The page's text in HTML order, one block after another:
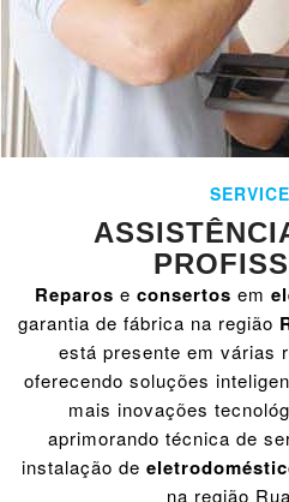
Reparos e consertos em
garantia de fábrica na região
está presente em várias
oferecendo soluções
mais inovações
aprimorando técnica de
instalação de
na região